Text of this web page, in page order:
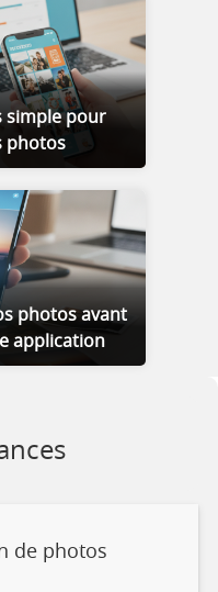
simple pour
photos
photos avant
application
de photos